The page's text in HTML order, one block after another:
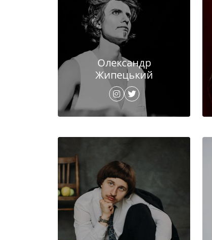
Олександр
Жипецький